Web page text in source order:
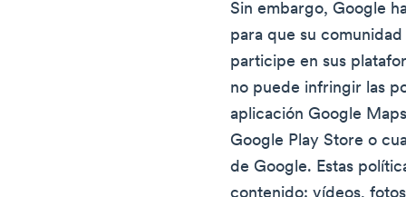
Sin embargo, Google
para que su
participe en sus
no puede infringir las
aplicación Google
Google Play Store o
de Google. Estas